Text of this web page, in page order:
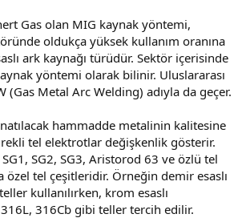
Gas olan MIG kaynak yöntemi,
oldukça yüksek kullanım oranına
ark kaynağı türüdür. Sektör içerisinde
yöntemi olarak bilinir. Uluslararası
(Gas Metal Arc Welding) adıyla da geçer.
hammadde metalinin kalitesine
tel elektrotlar değişkenlik gösterir.
SG2, SG3, Aristorod 63 ve özlü tel
özel tel çeşitleridir. Örneğin demir esaslı
kullanılırken, krom esaslı
316Cb gibi teller tercih edilir.